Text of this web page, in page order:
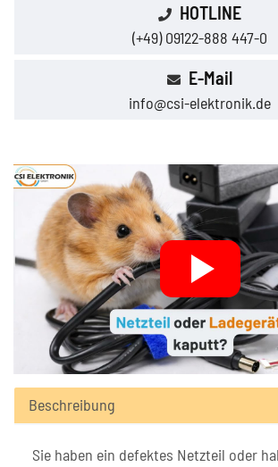
HOTLINE
(+49) 09122-888 447-0
E-Mail
info@csi-elektronik.de
Beschreibung
Sie haben ein defektes Netzteil oder